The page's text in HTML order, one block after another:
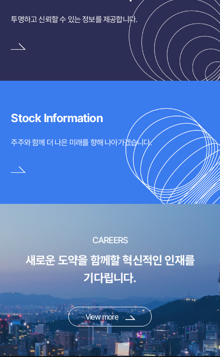
투명하고 신뢰할 수 있는 정보를 제공합니다.
Stock Information
주주와 함께 더 나은 미래를 향해 나아가겠습니다.
CAREERS
새로운 도약을 함께할 혁신적인 인재를
기다립니다.
View more